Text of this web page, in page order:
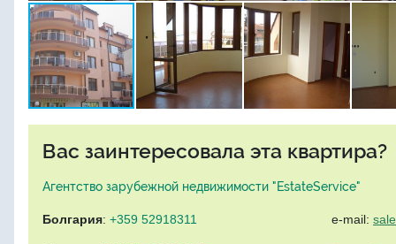
Вас заинтересовала эта квартира?
Агентство зарубежной недвижимости "EstateService"
Болгария: +359 52918311 e-mail: